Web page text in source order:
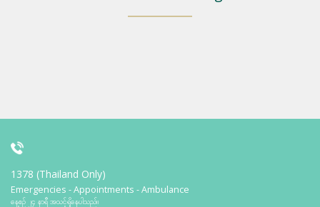
1378 (Thailand Only)
Emergencies - Appointments - Ambulance
နေ့စဉ် ၂၄ နာရီ အသင့်ရှိနေပါသည်။